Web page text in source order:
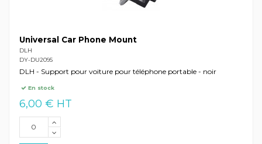
Universal Car Phone Mount
DLH
DY-DU2095
DLH - Support pour voiture pour téléphone portable - noir
En stock
6,00 € HT